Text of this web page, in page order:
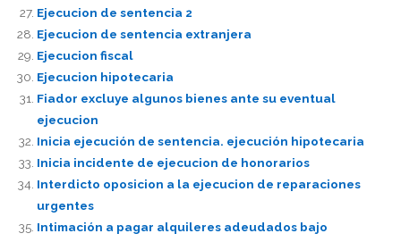
Ejecucion de sentencia 2
Ejecucion de sentencia extranjera
Ejecucion fiscal
Ejecucion hipotecaria
Fiador excluye algunos bienes ante su eventual
ejecucion
Inicia ejecución de sentencia. ejecución hipotecaria
Inicia incidente de ejecucion de honorarios
Interdicto oposicion a la ejecucion de reparaciones
urgentes
Intimación a pagar alquileres adeudados bajo